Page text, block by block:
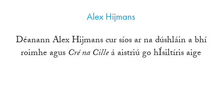
Alex Hijmans
Déanann Alex Hijmans cur síos ar na dúshláin a bhí
roimhe agus Cré na Cilleá aistriú go hÍsiltíris aige